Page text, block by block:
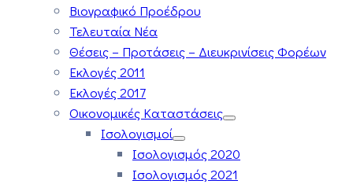
Βιογραφικό Προέδρου
Τελευταία Νέα
Θέσεις – Προτάσεις – Διευκρινίσεις Φορέων
Εκλογές 2011
Εκλογές 2017
Οικονομικές Καταστάσεις
Ισολογισμοί
Ισολογισμός 2020
Ισολογισμός 2021